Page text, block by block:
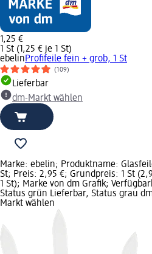
1,25 €
1 St (1,25 € je 1 St)
ebelinProfifeile fein + grob, 1 St
(109)
Lieferbar
dm-Markt wählen
Marke: ebelin; Produktname:
St; Preis: 2,95 €; Grundpreis: 1 St
1 St); Marke von dm Grafik;
Status grün Lieferbar, Status grau
Markt wählen